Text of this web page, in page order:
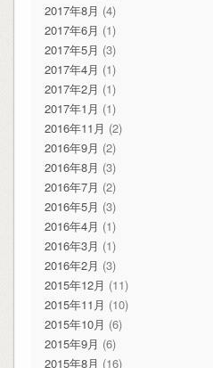
2017年8月 (4)
2017年6月 (1)
2017年5月 (3)
2017年4月 (1)
2017年2月 (1)
2017年1月 (1)
2016年11月 (2)
2016年9月 (2)
2016年8月 (3)
2016年7月 (2)
2016年5月 (3)
2016年4月 (1)
2016年3月 (1)
2016年2月 (3)
2015年12月 (11)
2015年11月 (10)
2015年10月 (6)
2015年9月 (6)
2015年8月 (16)